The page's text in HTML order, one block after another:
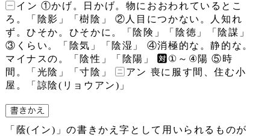
イン ①かげ。日かげ。物におおわれているとこ
ろ。「陰影」「樹陰」 ②人目につかない。人知れ
ず。ひそか。ひそかに。「陰険」「陰徳」「陰謀」
③くらい。「陰気」「陰湿」 ④消極的な。静的な。
マイナスの。「陰性」「陰陽」
①～④陽 ⑤時
間。「光陰」「寸陰」
アン 喪に服す間、住む小
屋。「諒陰(リョウアン)」
「蔭(イン)」の書きかえ字として用いられるものが